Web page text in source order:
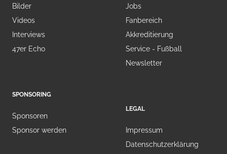
Bilder
Videos
Interviews
47er Echo
SPONSORING
Sponsoren
Sponsor werden
Jobs
Fanbereich
Akkreditierung
Service - Fußball
Newsletter
LEGAL
Impressum
Datenschutzerklärung